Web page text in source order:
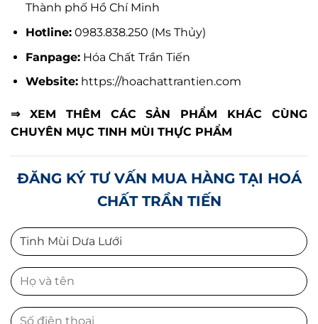
Thành phố Hồ Chí Minh
Hotline:0983.838.250 (Ms Thủy)
Fanpage:Hóa Chất Trần Tiến
Website:https://hoachattrantien.com
⇒ XEM THÊM CÁC SẢN PHẨM KHÁC CÙNG
CHUYÊN MỤC TINH MÙI THỰC PHẨM
ĐĂNG KÝ TƯ VẤN MUA HÀNG TẠI HOÁ
CHẤT TRẦN TIẾN